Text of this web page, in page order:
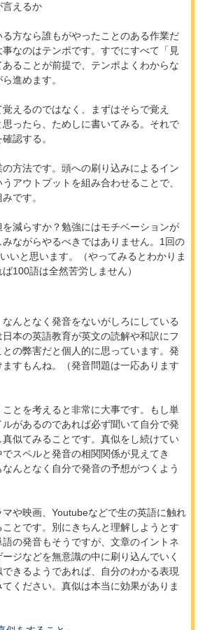
えるか
方なら誰もがやったことのある作業だ
なのはテンポです。すでにすべて「見
ることが前提で、テンポよくわからな
進めます。
えるのではなく、まずはそらで覚え
ったら、ためしに書いてみる。それで
認する。
方法です。頭への刷り込みによるイン
アウトプットを組み合わせることで、
です。
減らすか？勉強にはモチベーションが
ながらやるべきではありません。1回の
いと思います。（やってみるとわかりま
100語は全然苦労しません）
んとなく発音をないがしろにしている
本の英語教育が英文の読解や和訳にフ
の弊害だと個人的に思っています。発
すもんね。（発音問題は一応あります
とを考えると非常に大事です。もし単
があるのであれば必ず聞いて自分で発
似てみることです。真似をし続けてい
スペルと発音の相関関係が見えてき
んとなく自分で発音の予想がつくよう
や映画、Youtubeなどで生の英語に触れ
とです。別にきちんと理解しようとす
の発音もそうですが、文章のイントネ
ジなどを無意識の中に刷り込んでいく
きるようであれば、自分のわかる表現
ください。真似は本当に効果がありま